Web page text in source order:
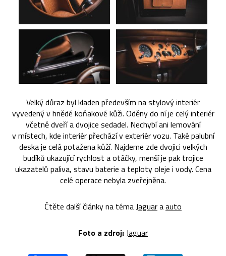
Velký důraz byl kladen především na stylový interiér
vyvedený v hnědé koňakové kůži. Oděny do ní je celý interiér
včetně dveří a dvojice sedadel. Nechybí ani lemování
v místech, kde interiér přechází v exteriér vozu. Také palubní
deska je celá potažena kůží. Najdeme zde dvojici velkých
budíků ukazující rychlost a otáčky, menší je pak trojice
ukazatelů paliva, stavu baterie a teploty oleje i vody. Cena
celé operace nebyla zveřejněna.
Čtěte další články na témaJaguaraauto
Foto a zdroj:Jaguar